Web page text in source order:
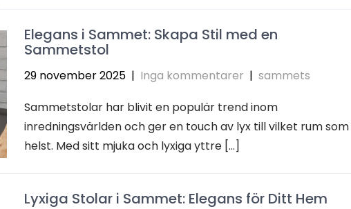
Elegans i Sammet: Skapa Stil med en
Sammetstol
29 november 2025 | Inga kommentarer | sammets
Sammetstolar har blivit en populär trend inom
inredningsvärlden och ger en touch av lyx till vilket rum som
helst. Med sitt mjuka och lyxiga yttre […]
Lyxiga Stolar i Sammet: Elegans för Ditt Hem